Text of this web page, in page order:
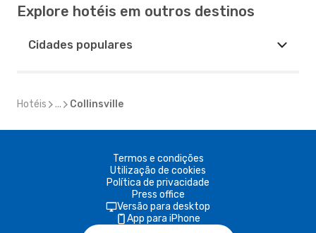
Explore hotéis em outros destinos
Cidades populares
Hotéis ... Collinsville
Termos e condições
Utilização de cookies
Política de privacidade
Press office
Versão para desktop
App para iPhone